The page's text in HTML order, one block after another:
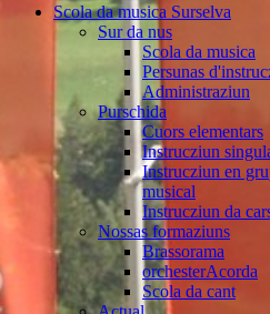
Scola da musica Surselva
Sur da nus
Scola da musica
Persunas
Administraziun
Purschida
Cuors elementars
Instrucziun
Instrucziun en
musical
Instrucziun da
Nossas formaziuns
Brassorama
orchesterAcorda
Scola da cant